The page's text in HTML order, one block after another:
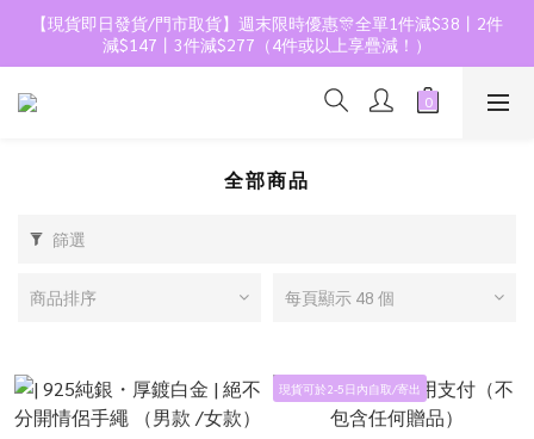
【現貨即日發貨/門市取貨】週末限時優惠🎊全單1件減$38丨2件
減$147丨3件減$277（4件或以上享疊減！）
全部商品
篩選
商品排序 每頁顯示 48 個
現貨可於2-5日內自取/寄出